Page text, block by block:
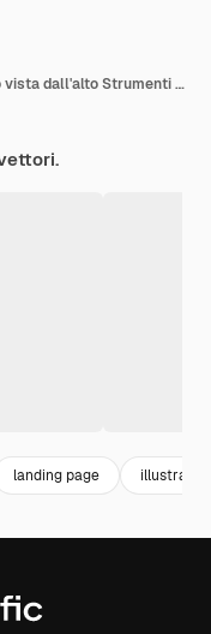
Coppia di mani invasatura germoglio vista dall'alto Strumenti per piante e attività fai da te Giardinaggio domestico
landing page